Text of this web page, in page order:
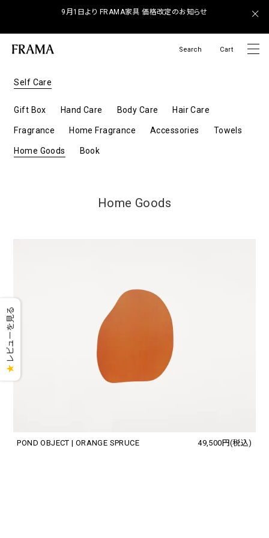
9月1日より FRAMA家具 価格改定のお知らせ
Search Cart
Self Care
Gift Box Hand Care Body Care Hair Care
Fragrance Home Fragrance Accessories Towels
Home Goods Book
Home Goods
POND OBJECT | ORANGE SPRUCE 49,500円(税込)
★
レビューを見る